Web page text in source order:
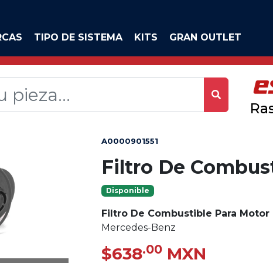
TIPO DE SISTEMA KITS GRAN OUTLET
A0000901551
Filtro De
Disponible
Filtro De Combustible Para
Mercedes-Benz
$638.00 MXN